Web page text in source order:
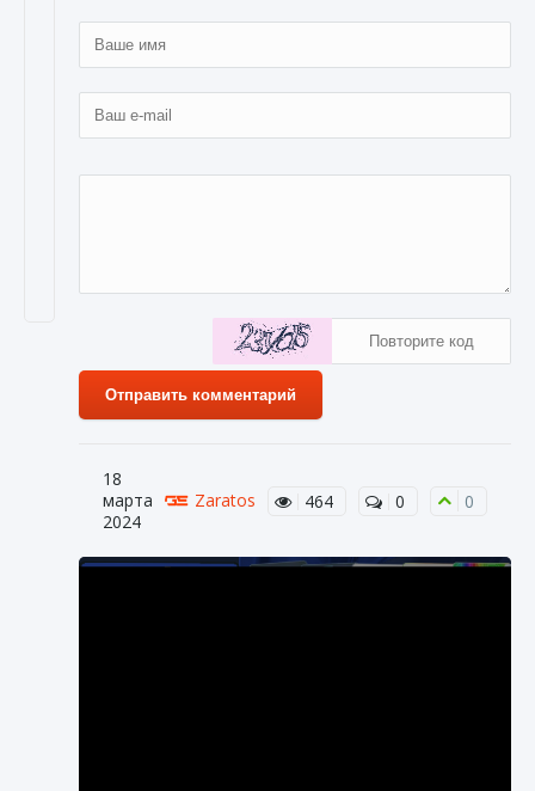
Отправить комментарий
18
марта
2024
Zaratos 464 0 0